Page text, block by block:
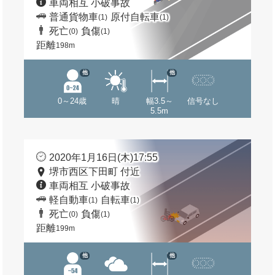
車両相互 小破事故
普通貨物車(1) 原付自転車(1)
死亡(0) 負傷(1)
距離198m
0～24歳
他
晴
幅3.5～
5.5m
他
信号なし
2020年1月16日(木)17:55
堺市西区下田町 付近
車両相互 小破事故
軽自動車(1) 自転車(1)
死亡(0) 負傷(1)
距離199m
他 他